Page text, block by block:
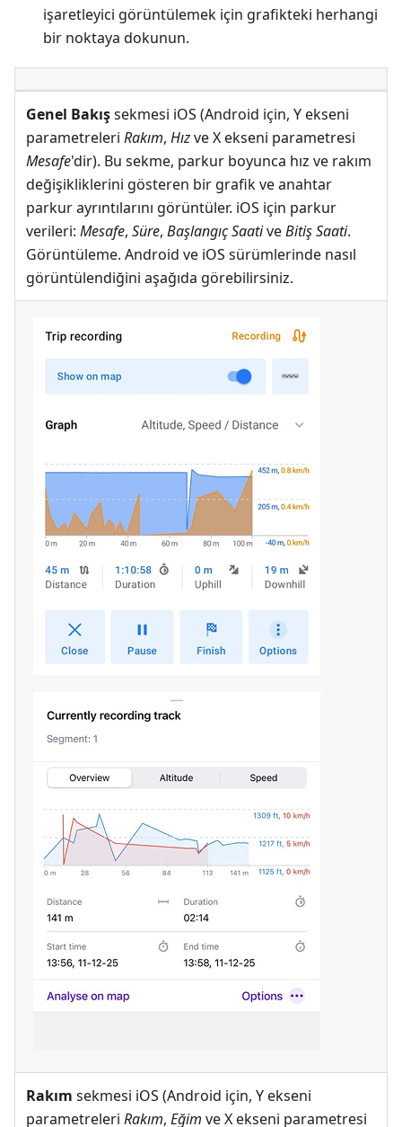
işaretleyici görüntülemek için grafikteki herhangi
bir noktaya dokunun.
Genel Bakışsekmesi iOS (Android için, Y ekseni
parametreleri Rakım, Hızve X ekseni parametresi
Mesafe'dir). Bu sekme, parkur boyunca hız ve rakım
değişikliklerini gösteren bir grafik ve anahtar
parkur ayrıntılarını görüntüler. iOS için parkur
verileri: Mesafe, Süre, Başlangıç SaativeBitiş Saati.
Görüntüleme. Android ve iOS sürümlerinde nasıl
görüntülendiğini aşağıda görebilirsiniz.
Rakım sekmesi iOS (Android için, Y ekseni
parametreleri Rakım, Eğim ve X ekseni parametresi